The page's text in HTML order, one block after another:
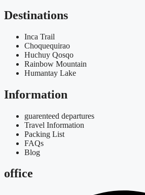
Destinations
Inca Trail
Choquequirao
Huchuy Qosqo
Rainbow Mountain
Humantay Lake
Information
guarenteed departures
Travel Information
Packing List
FAQs
Blog
office